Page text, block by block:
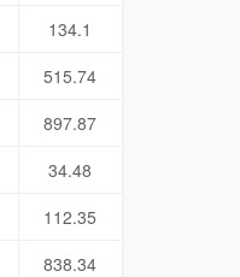
134.1
515.74
897.87
34.48
112.35
838.34